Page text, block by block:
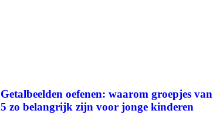
Getalbeelden oefenen: waarom groepjes van
5 zo belangrijk zijn voor jonge kinderen